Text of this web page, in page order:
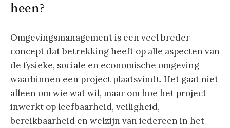
heen?
Omgevingsmanagement is een veel breder
concept dat betrekking heeft op alle aspecten van
de fysieke, sociale en economische omgeving
waarbinnen een project plaatsvindt. Het gaat niet
alleen om wie wat wil, maar om hoe het project
inwerkt op leefbaarheid, veiligheid,
bereikbaarheid en welzijn van iedereen in het